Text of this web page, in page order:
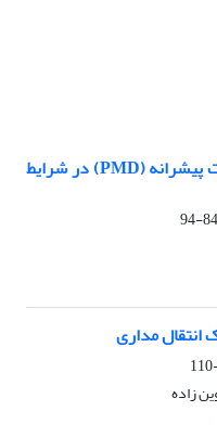
روش طراحی سیستمی سامانه مدیریت پیشرانه (PMD) در شرایط
84-94
انتقال مداری
زاده